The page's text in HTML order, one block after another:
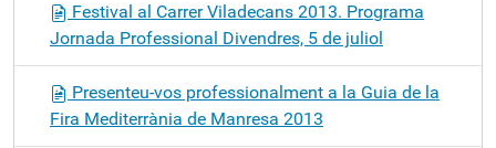
Festival al Carrer Viladecans 2013. Programa
Jornada Professional Divendres, 5 de juliol
Presenteu-vos professionalment a la Guia de la
Fira Mediterrània de Manresa 2013